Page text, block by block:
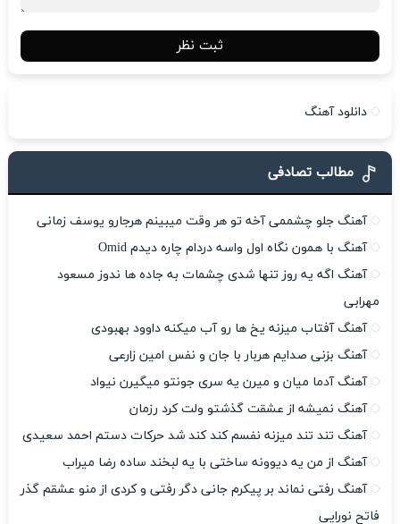
ثبت نظر
دانلود آهنگ
مطالب تصادفی
آهنگ جلو چشممی آخه تو هر وقت میبینم هرجارو یوسف زمانی
آهنگ با همون نگاه اول واسه دردام چاره دیدم Omid
آهنگ اگه یه روز تنها شدی چشمات به جاده ها ندوز مسعود
مهرابی
آهنگ آفتاب میزنه یخ ها رو آب میکنه داوود بهبودی
آهنگ بزنی صدایم هربار با جان و نفس امین زارعی
آهنگ آدما میان و میرن یه سری جونتو میگیرن نیواد
آهنگ نمیشه از عشقت گذشتو ولت کرد رزمان
آهنگ تند تند میزنه نفسم کند کند شد حرکات دستم احمد سعیدی
آهنگ از من یه دیوونه ساختی با یه لبخند ساده رضا میراب
آهنگ رفتی نماند بر پیکرم جانی دگر رفتی و کردی از منو عشقم گذر
فاتح نورایی